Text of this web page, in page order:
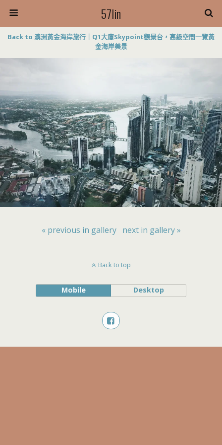
57lin
Back to 澳洲黃金海岸旅行｜Q1大廈Skypoint觀景台，高級空間一覽黃
金海岸美景
« previous in gallery next in gallery »
Back to top
Mobile Desktop